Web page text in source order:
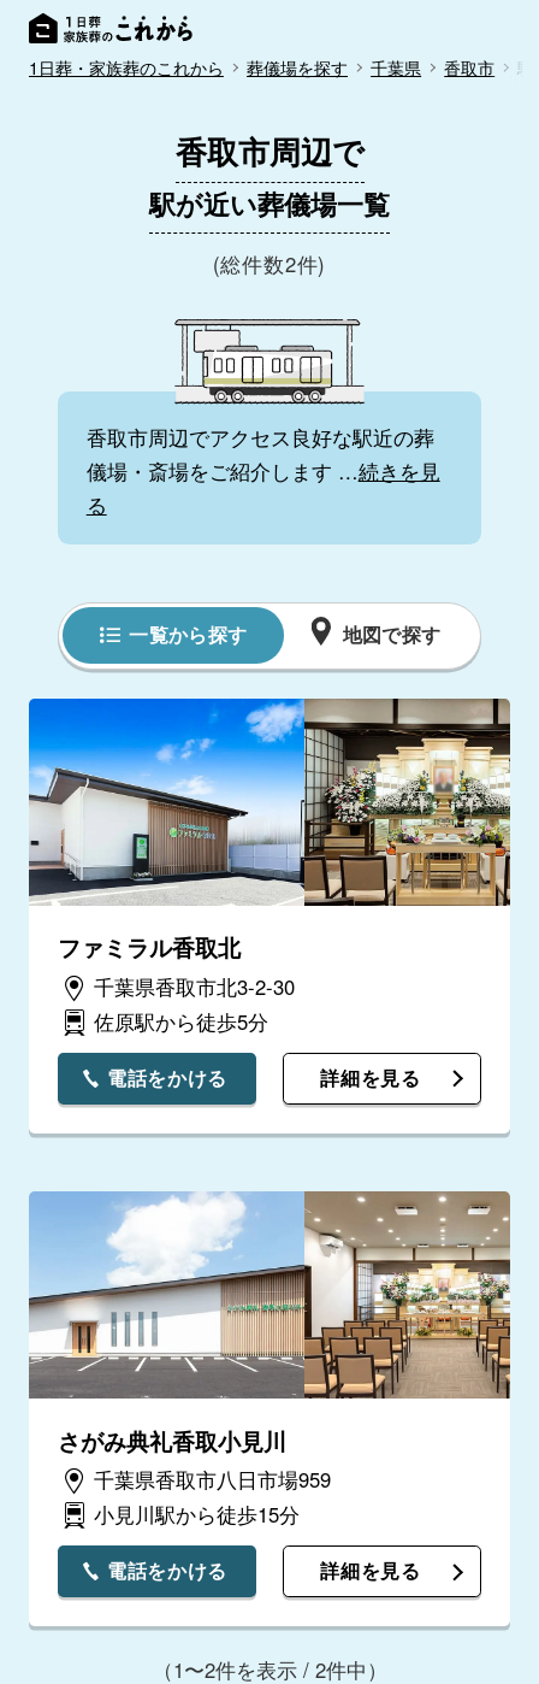
1日葬・家族葬のこれから 葬儀場を探す 千葉県 香取市 駅
香取市周辺で
駅が近い葬儀場一覧
(総件数2件)
香取市周辺でアクセス良好な駅近の葬
儀場・斎場をご紹介します …続きを見
る
一覧から探す 地図で探す
ファミラル香取北
千葉県香取市北3-2-30
佐原駅から徒歩5分
電話をかける 詳細を見る
さがみ典礼香取小見川
千葉県香取市八日市場959
小見川駅から徒歩15分
電話をかける 詳細を見る
（1〜2件を表示 / 2件中）